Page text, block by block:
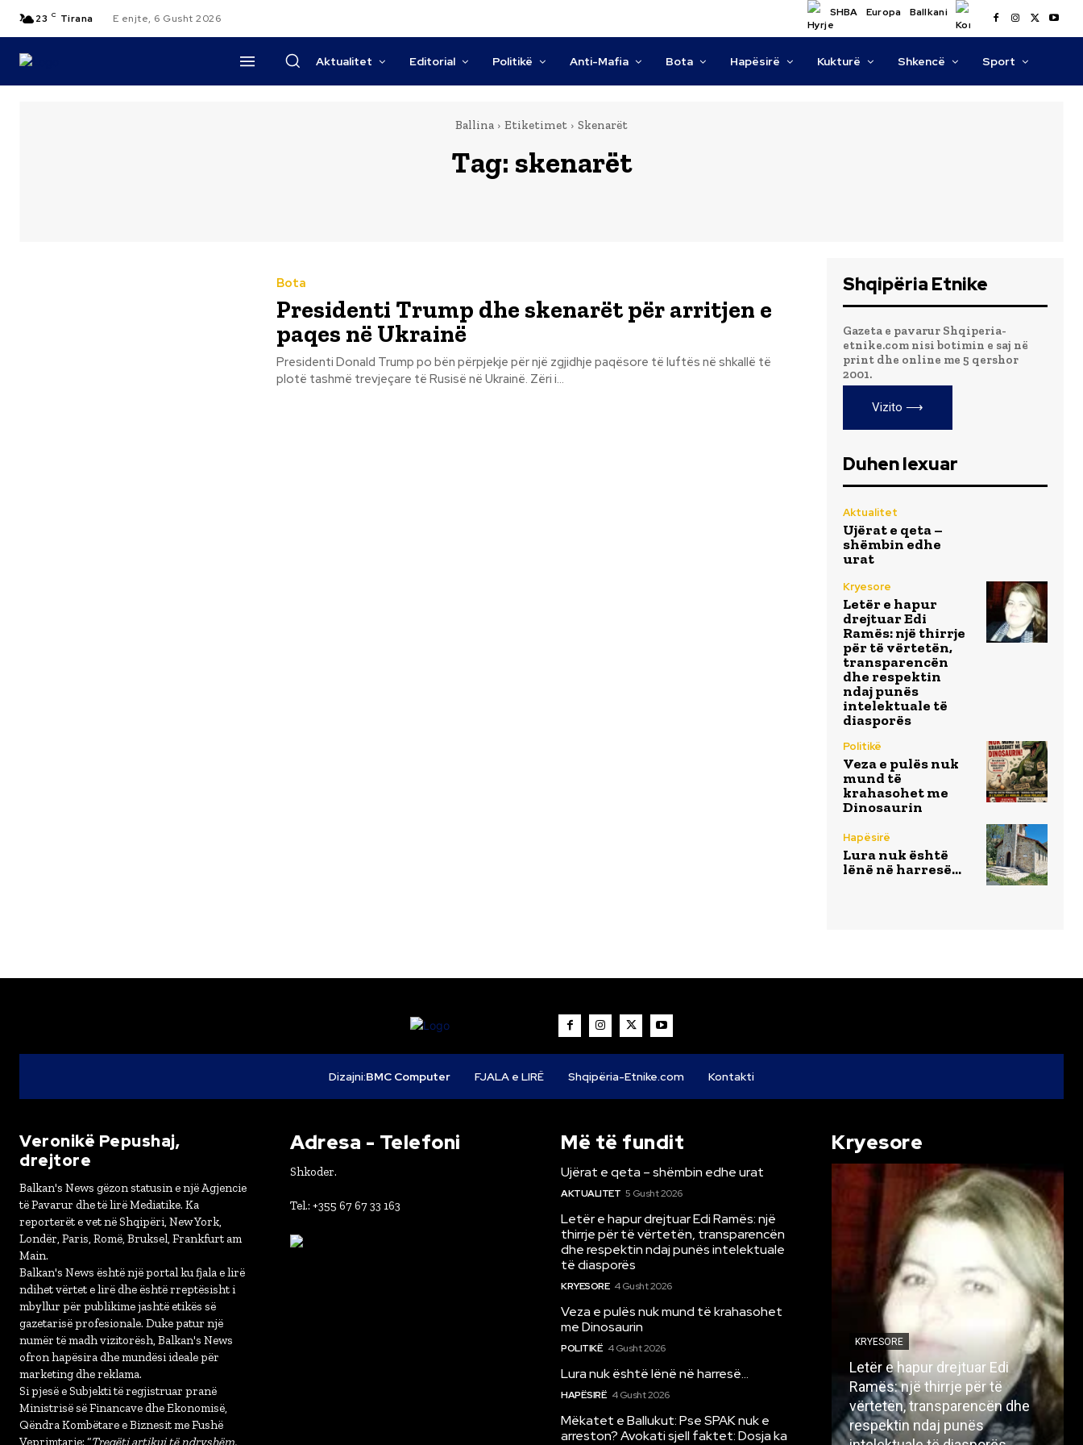
23 C Tirana E enjte, 6 Gusht 2026 SHBA Europa Ballkani
Aktualitet Editorial Politikë Anti-Mafia Bota Hapësirë Kukturë Shkencë Sport
Ballina Etiketimet Skenarët
Tag: skenarët
Bota
Presidenti Trump dhe skenarët për arritjen e
paqes në Ukrainë
Presidenti Donald Trump po bën përpjekje për një zgjidhje paqësore të luftës në shkallë të
plotë tashmë trevjeçare të Rusisë në Ukrainë. Zëri i...
Shqipëria Etnike
Gazeta e pavarur Shqiperia-
etnike.com nisi botimin e saj në
print dhe online me 5 qershor
2001.
Vizito ⟶
Duhen lexuar
Aktualitet
Ujërat e qeta –
shëmbin edhe
urat
Kryesore
Letër e hapur
drejtuar Edi
Ramës: një thirrje
për të vërtetën,
transparencën
dhe respektin
ndaj punës
intelektuale të
diasporës
Politikë
Veza e pulës nuk
mund të
krahasohet me
Dinosaurin
Hapësirë
Lura nuk është
lënë në harresë…
Dizajni:BMC Computer FJALA e LIRË Shqipëria-Etnike.com Kontakti
Veronikë Pepushaj,
drejtore
Balkan's News gëzon statusin e një Agjencie
të Pavarur dhe të lirë Mediatike. Ka
reporterët e vet në Shqipëri, New York,
Londër, Paris, Romë, Bruksel, Frankfurt am
Main.
Balkan's News është një portal ku fjala e lirë
ndihet vërtet e lirë dhe është rreptësisht i
mbyllur për publikime jashtë etikës së
gazetarisë profesionale. Duke patur një
numër të madh vizitorësh, Balkan's News
ofron hapësira dhe mundësi ideale për
marketing dhe reklama.
Si pjesë e Subjekti të regjistruar pranë
Ministrisë së Financave dhe Ekonomisë,
Qëndra Kombëtare e Biznesit me Fushë
Veprimtarie: “Tregëti artikuj të ndryshëm,
Adresa - Telefoni
Shkoder.
Tel.: +355 67 67 33 163
Më të fundit
Ujërat e qeta – shëmbin edhe urat
AKTUALITET 5 Gusht 2026
Letër e hapur drejtuar Edi Ramës: një
thirrje për të vërtetën, transparencën
dhe respektin ndaj punës intelektuale
të diasporës
KRYESORE 4 Gusht 2026
Veza e pulës nuk mund të krahasohet
me Dinosaurin
POLITIKË 4 Gusht 2026
Lura nuk është lënë në harresë…
HAPËSIRË 4 Gusht 2026
Mëkatet e Ballukut: Pse SPAK nuk e
arreston? Avokati sjell faktet: Dosja ka
Kryesore
KRYESORE
Letër e hapur drejtuar Edi
Ramës: një thirrje për të
vërtetën, transparencën dhe
respektin ndaj punës